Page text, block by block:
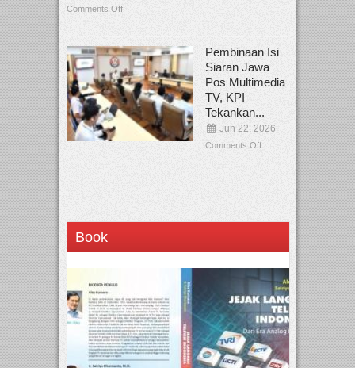
Comments Off
Pembinaan Isi
Siaran Jawa
Pos Multimedia
TV, KPI
Tekankan...
Jun 22, 2026
Comments Off
Book